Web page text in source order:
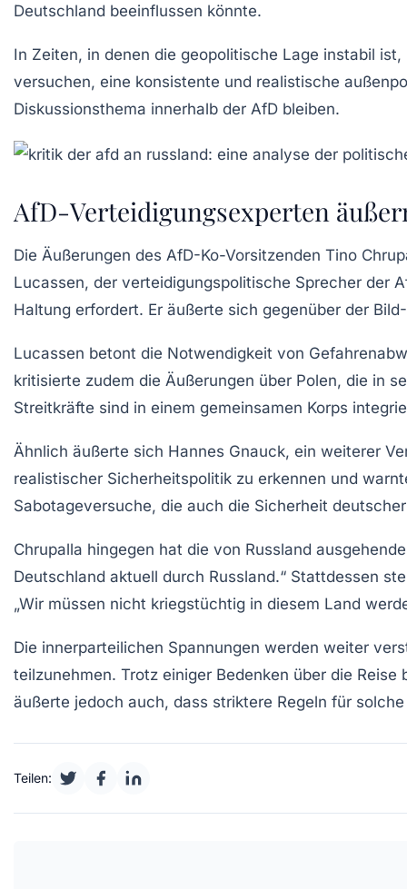
Deutschland beeinflussen könnte.
In Zeiten, in denen die geopolitische Lage instabil
versuchen, eine konsistente und realistische
Diskussionsthema innerhalb der AfD bleiben.
AfD-Verteidigungsexperten
Die Äußerungen des AfD-Ko-Vorsitzenden Tino
Lucassen, der verteidigungspolitische Sprecher der
Haltung erfordert. Er äußerte sich gegenüber der Bild
Lucassen betont die Notwendigkeit von
kritisierte zudem die Äußerungen über Polen, die in
Streitkräfte sind in einem gemeinsamen Korps
Ähnlich äußerte sich Hannes Gnauck, ein weiterer
realistischer Sicherheitspolitik zu erkennen und
Sabotageversuche, die auch die Sicherheit
Chrupalla hingegen hat die von Russland
Deutschland aktuell durch Russland.“ Stattdessen
„Wir müssen nicht kriegstüchtig in diesem Land
Die innerparteilichen Spannungen werden weiter
teilzunehmen. Trotz einiger Bedenken über die Reise
äußerte jedoch auch, dass striktere Regeln für
Teilen: